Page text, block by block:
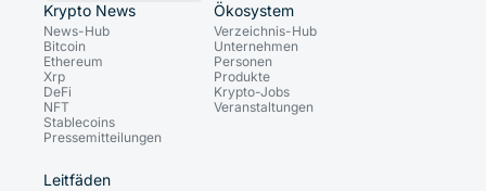
Krypto News
News-Hub
Bitcoin
Ethereum
Xrp
DeFi
NFT
Stablecoins
Pressemitteilungen
Ökosystem
Verzeichnis-Hub
Unternehmen
Personen
Produkte
Krypto-Jobs
Veranstaltungen
Leitfäden